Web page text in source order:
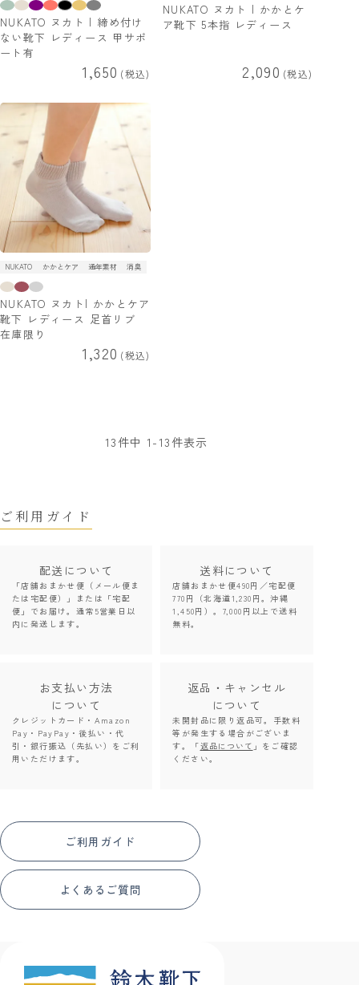
NUKATO ヌカト | 締め付け
ない靴下 レディース 甲サポ
ート有
1,650 税込
NUKATO ヌカト | かかとケ
ア靴下 5本指 レディース
2,090 税込
NUKATO かかとケア 通年素材 消臭
NUKATO ヌカト| かかとケア
靴下 レディース 足首リブ
在庫限り
1,320 税込
13 件中 1 - 13 件表示
ご利用ガイド
配送について
「店舗おまかせ便（メール便ま
たは宅配便）」または「宅配
便」でお届け。通常5営業日以
内に発送します。
送料について
店舗おまかせ便490円／宅配便
770円（北海道1,230円。沖縄
1,450円）。7,000円以上で送料
無料。
お支払い方法
について
クレジットカード・Amazon
Pay・PayPay・後払い・代
引・銀行振込（先払い）をご利
用いただけます。
返品・キャンセル
について
未開封品に限り返品可。手数料
等が発生する場合がございま
す。「返品について 」をご確認
ください。
ご利用ガイド
よくあるご質問